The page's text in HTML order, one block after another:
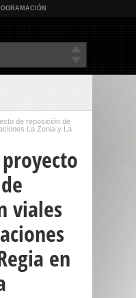
de reposición de
La Zenia y La
viales
en